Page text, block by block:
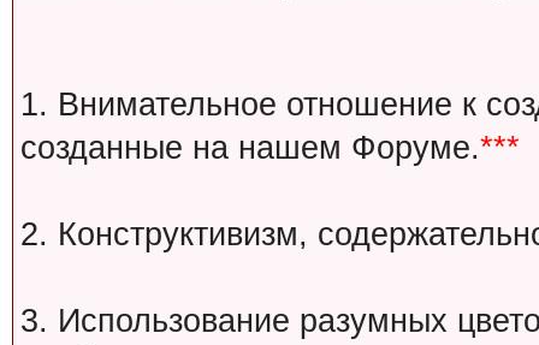
1. Внимательное отношение к
созданные на нашем Форуме.***
2. Конструктивизм,
3. Использование разумных